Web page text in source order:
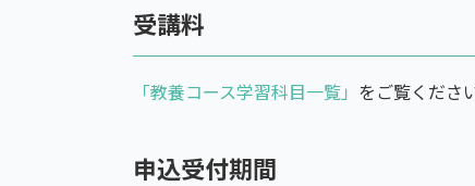
受講料
「教養コース学習科目一覧」 をご覧くださ
申込受付期間